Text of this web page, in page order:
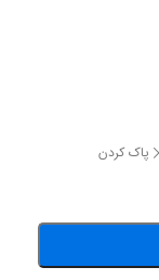
پاک کردن